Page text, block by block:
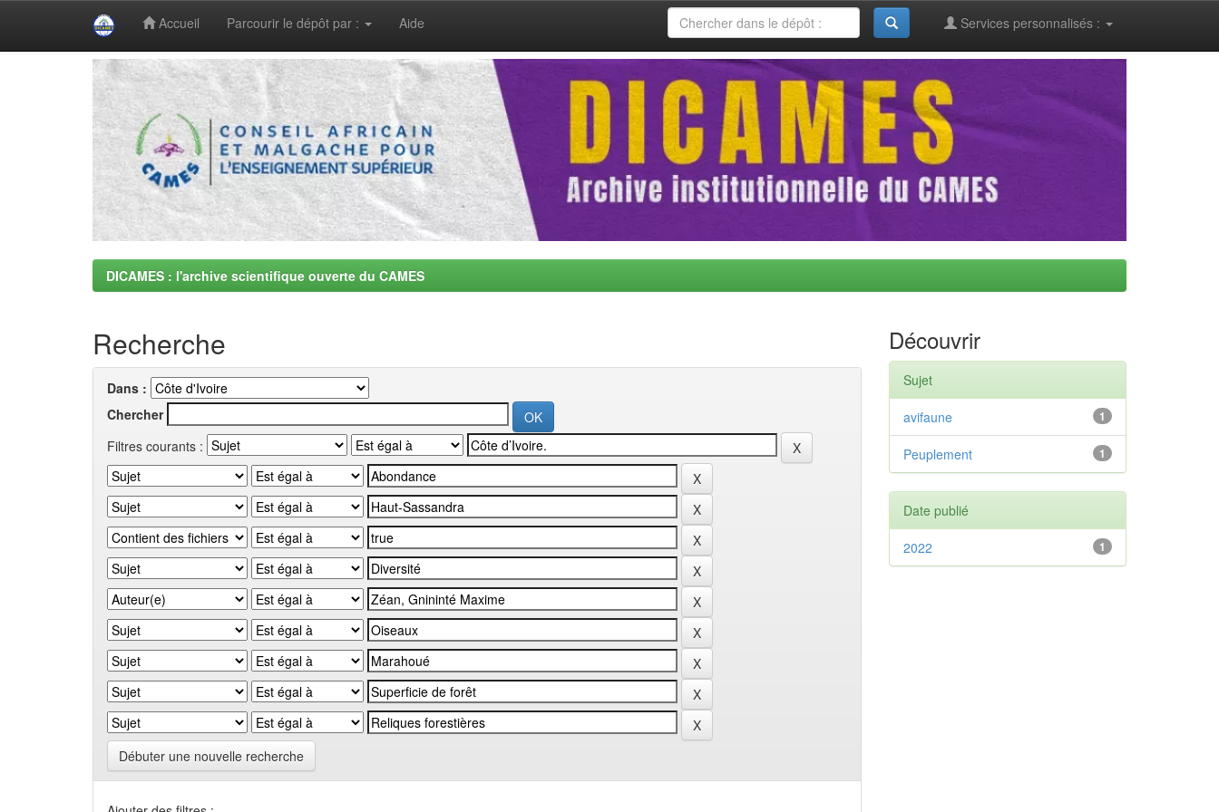
Accueil Parcourir le dépôt par : Aide Services personnalisés :
DICAMES : l'archive scientifique ouverte du CAMES
Recherche
Dans :
Chercher
Filtres courants :
Débuter une nouvelle recherche
Découvrir
Sujet
1
avifaune
1
Peuplement
Date publié
1
2022